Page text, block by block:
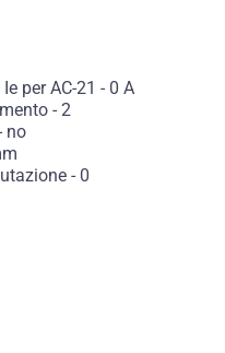
per AC-21 - 0 A
- 2
no
- 0